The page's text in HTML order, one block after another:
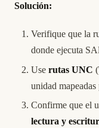
Solución:
Verifique que la
donde ejecuta
Use rutas UNC
unidad
Confirme que el
lectura y